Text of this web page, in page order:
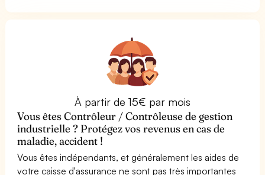
À partir de 15€ par mois
Vous êtes Contrôleur / Contrôleuse de gestion
industrielle ? Protégez vos revenus en cas de
maladie, accident !
Vous êtes indépendants, et généralement les aides de
votre caisse d'assurance ne sont pas très importantes